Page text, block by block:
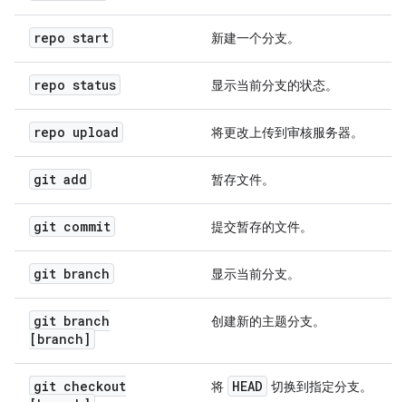
repo start 新建一个分支。
repo status 显示当前分支的状态。
repo upload 将更改上传到审核服务器。
git add 暂存文件。
git commit 提交暂存的文件。
git branch 显示当前分支。
git branch
[branch]
创建新的主题分支。
git checkout
将 HEAD 切换到指定分支。